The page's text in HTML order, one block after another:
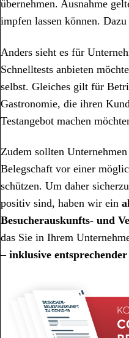
übernehmen. Ausnahme
impfen lassen können.
Anders sieht es für
Schnelltests anbieten
selbst. Gleiches gilt für
Gastronomie, die ihren
Testangebot machen
Zudem sollten
Belegschaft vor einer
schützen. Um daher
positiv sind, haben wir ein
Besucherauskunfts- und
das Sie in Ihrem
– inklusive